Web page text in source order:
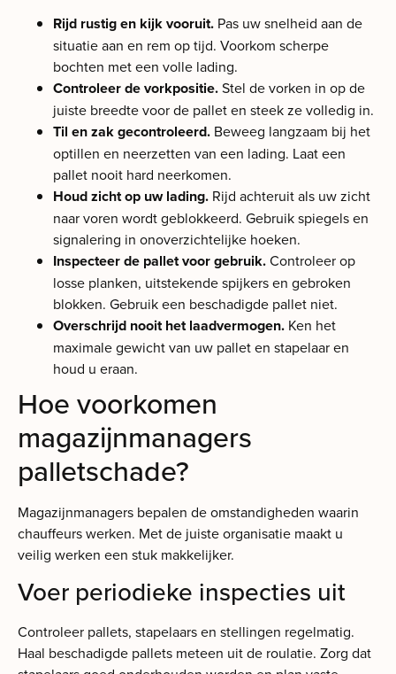
Rijd rustig en kijk vooruit. Pas uw snelheid aan de
situatie aan en rem op tijd. Voorkom scherpe
bochten met een volle lading.
Controleer de vorkpositie.Stel de vorken in op de
juiste breedte voor de pallet en steek ze volledig in.
Til en zak gecontroleerd. Beweeg langzaam bij het
optillen en neerzetten van een lading. Laat een
pallet nooit hard neerkomen.
Houd zicht op uw lading. Rijd achteruit als uw zicht
naar voren wordt geblokkeerd. Gebruik spiegels en
signalering in onoverzichtelijke hoeken.
Inspecteer de pallet voor gebruik.Controleer op
losse planken, uitstekende spijkers en gebroken
blokken. Gebruik een beschadigde pallet niet.
Overschrijd nooit het laadvermogen. Ken het
maximale gewicht van uw pallet en stapelaar en
houd u eraan.
Hoe voorkomen
magazijnmanagers
palletschade?
Magazijnmanagers bepalen de omstandigheden waarin
chauffeurs werken. Met de juiste organisatie maakt u
veilig werken een stuk makkelijker.
Voer periodieke inspecties uit
Controleer pallets, stapelaars en stellingen regelmatig.
Haal beschadigde pallets meteen uit de roulatie. Zorg dat